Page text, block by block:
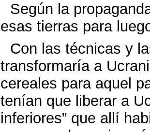
Según la
esas tierras para
Con las técnicas y
transformaría a
cereales para aquel
tenían que liberar a
inferiores” que allí